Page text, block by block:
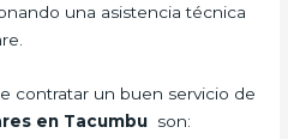
una asistencia técnica
contratar un buen servicio de
en Tacumbu son: